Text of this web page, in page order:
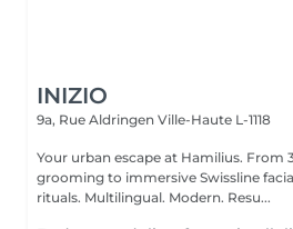
INIZIO
9a, Rue Aldringen Ville-Haute L-1118
Your urban escape at Hamilius. From
grooming to immersive Swissline
rituals. Multilingual. Modern. Resu...